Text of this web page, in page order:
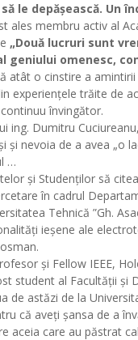
le depășească. Un
ales membru activ al
„Două lucruri sunt
omenesc,
atât o cinstire a
experiențele trăite de
învingător.
Dumitru
și nevoia de a avea „o
…
și Studenților să
în cadrul
Tehnică ”Gh.
ieșene ale
și Fellow IEEE,
student al Facultății și
de astăzi de la
că aveți șansa de a
aceia care au păstrat